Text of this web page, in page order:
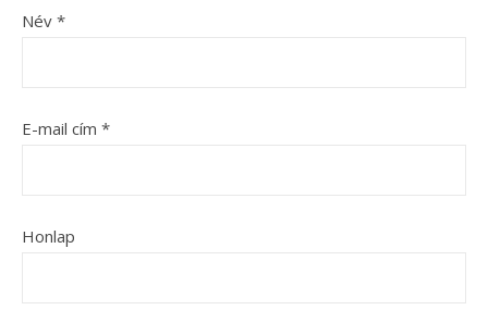
Név *
E-mail cím *
Honlap